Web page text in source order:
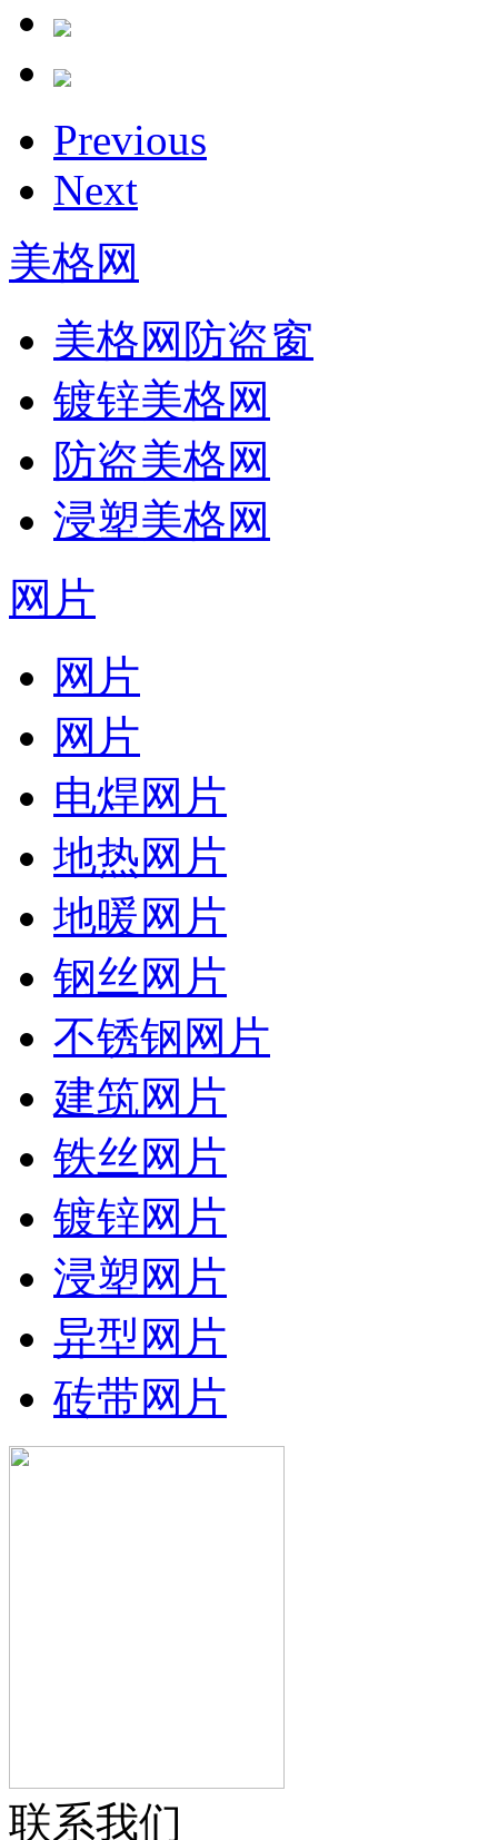
Previous
Next
美格网
美格网防盗窗
镀锌美格网
防盗美格网
浸塑美格网
网片
网片
网片
电焊网片
地热网片
地暖网片
钢丝网片
不锈钢网片
建筑网片
铁丝网片
镀锌网片
浸塑网片
异型网片
砖带网片
联系我们